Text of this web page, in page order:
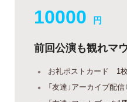
10000 円
前回公演も観れマ
お礼ポストカード 1
「友達」アーカイブ配信